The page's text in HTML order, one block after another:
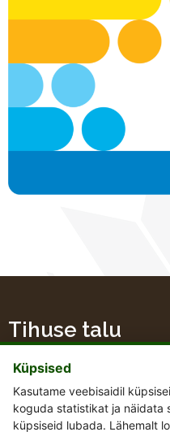
Tihuse talu
+372 51 48 667
Küpsised
Kasutame veebisaidil
koguda statistikat ja näidata
küpsiseid lubada. Lähemalt